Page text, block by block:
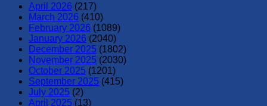
April 2026 (217)
March 2026 (410)
February 2026 (1089)
January 2026 (2040)
December 2025 (1802)
November 2025 (2030)
October 2025 (1201)
September 2025 (415)
July 2025 (2)
April 2025 (13)